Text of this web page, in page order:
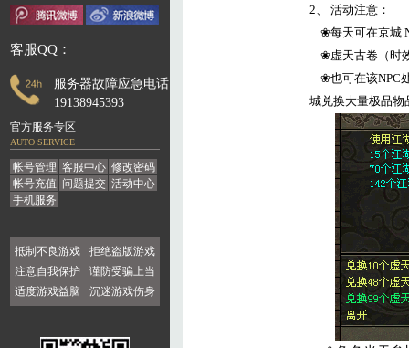
客服QQ：
服务器故障应急电话：
19138945393
官方服务专区
AUTO SERVICE
帐号管理 客服中心 修改密码
帐号充值 问题提交 活动中心
手机服务
抵制不良游戏
拒绝盗版游戏
注意自我保护
谨防受骗上当
适度游戏益脑
沉迷游戏伤身
2、
活动注意：
❀每天可在京城
❀虚天古卷（时
❀也可在该NPC
城兑换大量极品物